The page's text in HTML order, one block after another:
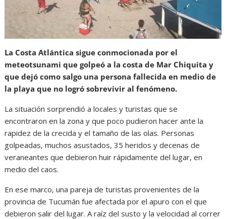
La Costa Atlántica sigue conmocionada por el
meteotsunami que golpeó a la costa de Mar Chiquita y
que dejó como salgo una persona fallecida en medio de
la playa que no logró sobrevivir al fenómeno.
La situación sorprendió a locales y turistas que se
encontraron en la zona y que poco pudieron hacer ante la
rapidez de la crecida y el tamaño de las olas. Personas
golpeadas, muchos asustados, 35 heridos y decenas de
veraneantes que debieron huir rápidamente del lugar, en
medio del caos.
En ese marco, una pareja de turistas provenientes de la
provincia de Tucumán fue afectada por el apuro con el que
debieron salir del lugar. A raíz del susto y la velocidad al correr